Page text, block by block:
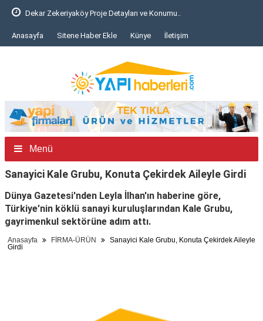
Dekar Zekeriyaköy Proje Detayları ve Konumu..
Anasayfa Sitene Haber Ekle Künye İletişim
Menü
Sanayici Kale Grubu, Konuta Çekirdek Aileyle Girdi
Dünya Gazetesi'nden Leyla İlhan'ın haberine göre,
Türkiye’nin köklü sanayi kuruluşlarından Kale Grubu,
gayrimenkul sektörüne adım attı.
Anasayfa FİRMA-ÜRÜN
Sanayici Kale Grubu, Konuta Çekirdek Aileyle
Girdi